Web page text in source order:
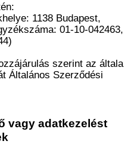
1138 Budapest,
01-10-042463,
szerint az általa
Általános Szerződési
vagy adatkezelést